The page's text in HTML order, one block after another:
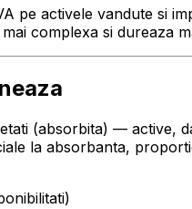
pe activele vandute si
complexa si dureaza
(absorbita) — active,
la absorbanta,